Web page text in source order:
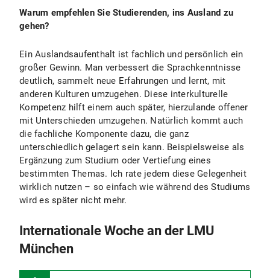
Warum empfehlen Sie Studierenden, ins Ausland zu
gehen?
Ein Auslandsaufenthalt ist fachlich und persönlich ein
großer Gewinn. Man verbessert die Sprachkenntnisse
deutlich, sammelt neue Erfahrungen und lernt, mit
anderen Kulturen umzugehen. Diese interkulturelle
Kompetenz hilft einem auch später, hierzulande offener
mit Unterschieden umzugehen. Natürlich kommt auch
die fachliche Komponente dazu, die ganz
unterschiedlich gelagert sein kann. Beispielsweise als
Ergänzung zum Studium oder Vertiefung eines
bestimmten Themas. Ich rate jedem diese Gelegenheit
wirklich nutzen – so einfach wie während des Studiums
wird es später nicht mehr.
Internationale Woche an der LMU
München